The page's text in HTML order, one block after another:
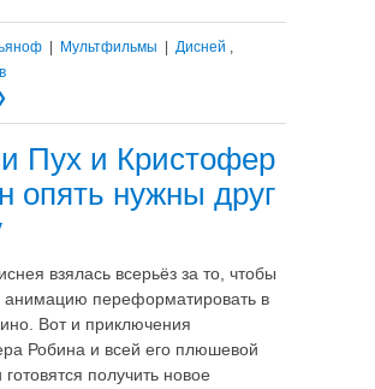
Мультфильмы Дисней ,
Пух и Кристофер
опять нужны друг
взялась всерьёз за то, чтобы
анимацию переформатировать в
Вот и приключения
Робина и всей его плюшевой
получить новое